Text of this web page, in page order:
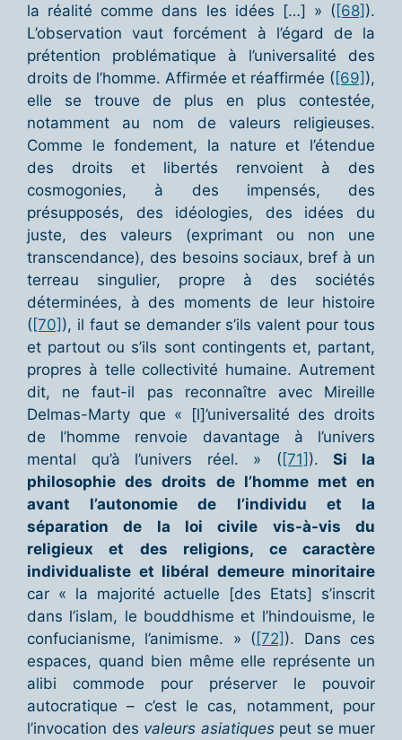
la réalité comme dans les idées […] » ([68] ).
L’observation vaut forcément à l’égard de la
prétention problématique à l’universalité des
droits de l’homme. Affirmée et réaffirmée ([69] ),
elle se trouve de plus en plus contestée,
notamment au nom de valeurs religieuses.
Comme le fondement, la nature et l’étendue
des droits et libertés renvoient à des
cosmogonies, à des impensés, des
présupposés, des idéologies, des idées du
juste, des valeurs (exprimant ou non une
transcendance), des besoins sociaux, bref à un
terreau singulier, propre à des sociétés
déterminées, à des moments de leur histoire
([70] ), il faut se demander s’ils valent pour tous
et partout ou s’ils sont contingents et, partant,
propres à telle collectivité humaine. Autrement
dit, ne faut-il pas reconnaître avec Mireille
Delmas-Marty que « [l]’universalité des droits
de l’homme renvoie davantage à l’univers
mental qu’à l’univers réel. » ([71] ).Si la
philosophie des droits de l’homme met en
avant l’autonomie de l’individu et la
séparation de la loi civile vis-à-vis du
religieux et des religions, ce caractère
individualiste et libéral demeure minoritaire
car « la majorité actuelle [des Etats] s’inscrit
dans l’islam, le bouddhisme et l’hindouisme, le
confucianisme, l’animisme. » ([72] ). Dans ces
espaces, quand bien même elle représente un
alibi commode pour préserver le pouvoir
autocratique – c’est le cas, notamment, pour
l’invocation des valeurs asiatiquespeut se muer